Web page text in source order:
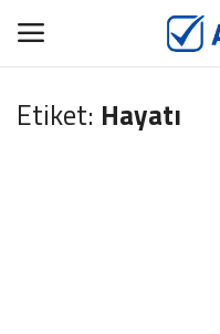
GİRİŞ
Etiket: Hayatı